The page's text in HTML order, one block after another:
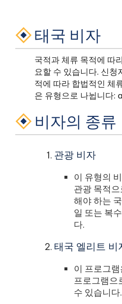
태국 비자
국적과 체류 목적에 따
요할 수 있습니다. 신청
적에 따라 합법적인 체
은 유형으로 나뉩니다:
비자의 종류
관광 비자
이 유형의
관광 목적
해야 하는
일 또는 복
다.
태국 엘리트 비
이 프로그
프로그램으
수 있습니다.